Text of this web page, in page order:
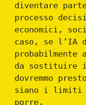
diventare
processo
economici,
caso, se l’IA
da sostituire il
dovremmo
siano i limiti
porre.